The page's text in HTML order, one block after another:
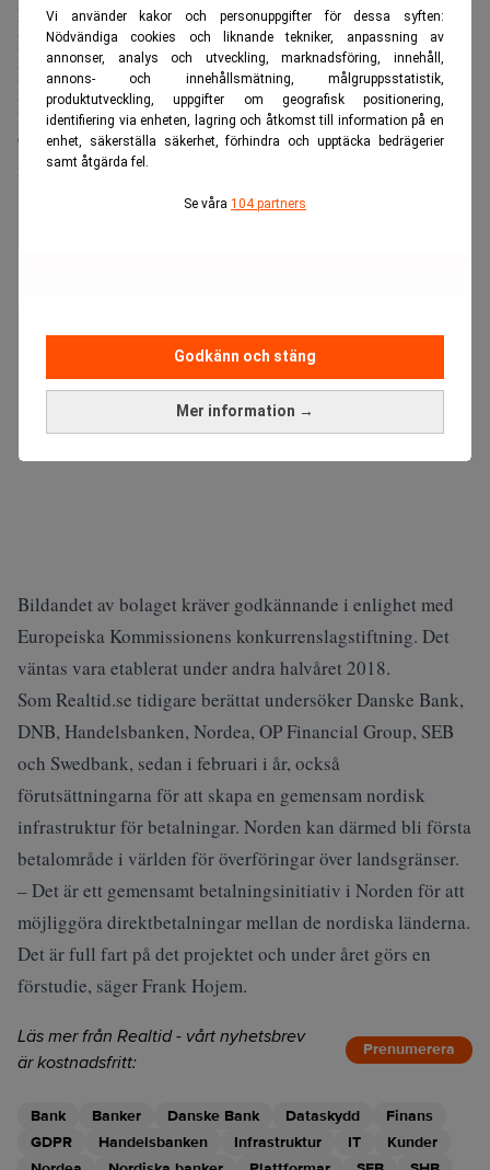
Vi använder kakor och personuppgifter för dessa syften:
Nödvändiga cookies och liknande tekniker, anpassning av
annonser, analys och utveckling, marknadsföring, innehåll,
annons- och innehållsmätning, målgruppsstatistik,
produktutveckling, uppgifter om geografisk positionering,
identifiering via enheten, lagring och åtkomst till information på en
enhet, säkerställa säkerhet, förhindra och upptäcka bedrägerier
samt åtgärda fel.
Se våra 104 partners
Mer information →
Godkänn och stäng
precis som vi gjorde med Swish, så att det inte blir
konkurrenssnedvridande, utan en infrastruktur för alla.
Planen är att starta ett gemensamt bolag med namnet
Nordic KYC Utility. Bolaget ska utveckla ”gemensam
effektiv, säker och kostnadseffektiv nordisk infrastruktur
för kundkännedom”.
Bildandet av bolaget kräver godkännande i enlighet med
Europeiska Kommissionens konkurrenslagstiftning. Det
väntas vara etablerat under andra halvåret 2018.
Som Realtid.se tidigare berättat undersöker Danske Bank,
DNB, Handelsbanken, Nordea, OP Financial Group, SEB
och Swedbank, sedan i februari i år, också
förutsättningarna för att skapa en gemensam nordisk
infrastruktur för betalningar. Norden kan därmed bli första
betalområde i världen för överföringar över landsgränser.
– Det är ett gemensamt betalningsinitiativ i Norden för att
möjliggöra direktbetalningar mellan de nordiska länderna.
Det är full fart på det projektet och under året görs en
förstudie, säger Frank Hojem.
Läs mer från Realtid - vårt nyhetsbrev
är kostnadsfritt:
Prenumerera
Bank Banker Danske Bank Dataskydd
Finans
GDPR
Handelsbanken Infrastruktur IT
Kunder